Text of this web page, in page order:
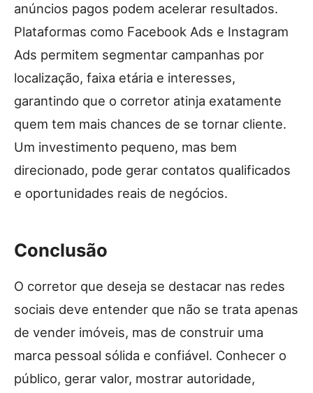
anúncios pagos podem acelerar resultados.
Plataformas como Facebook Ads e Instagram
Ads permitem segmentar campanhas por
localização, faixa etária e interesses,
garantindo que o corretor atinja exatamente
quem tem mais chances de se tornar cliente.
Um investimento pequeno, mas bem
direcionado, pode gerar contatos qualificados
e oportunidades reais de negócios.
Conclusão
O corretor que deseja se destacar nas redes
sociais deve entender que não se trata apenas
de vender imóveis, mas de construir uma
marca pessoal sólida e confiável. Conhecer o
público, gerar valor, mostrar autoridade,